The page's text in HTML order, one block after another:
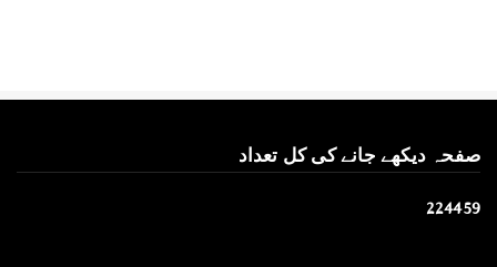
صفحہ دیکھے جانے کی کل تعداد
224459